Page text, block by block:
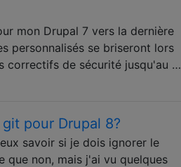
mon Drupal 7 vers la dernière
personnalisés se briseront lors
correctifs de sécurité jusqu'au …
pour Drupal 8?
savoir si je dois ignorer le
que non, mais j'ai vu quelques